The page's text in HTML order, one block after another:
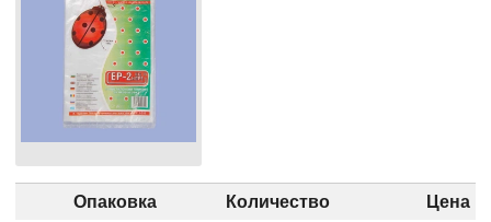
Опаковка Количество Цена